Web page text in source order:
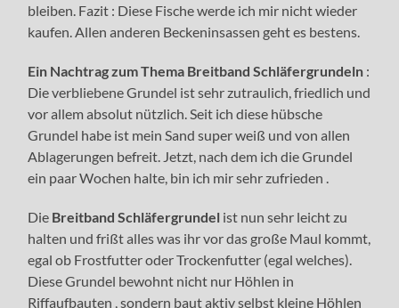
bleiben. Fazit : Diese Fische werde ich mir nicht wieder
kaufen. Allen anderen Beckeninsassen geht es bestens.
Ein Nachtrag zum Thema Breitband Schläfergrundeln :
Die verbliebene Grundel ist sehr zutraulich, friedlich und
vor allem absolut nützlich. Seit ich diese hübsche
Grundel habe ist mein Sand super weiß und von allen
Ablagerungen befreit. Jetzt, nach dem ich die Grundel
ein paar Wochen halte, bin ich mir sehr zufrieden .
Die Breitband Schläfergrundel ist nun sehr leicht zu
halten und frißt alles was ihr vor das große Maul kommt,
egal ob Frostfutter oder Trockenfutter (egal welches).
Diese Grundel bewohnt nicht nur Höhlen in
Riffaufbauten , sondern baut aktiv selbst kleine Höhlen